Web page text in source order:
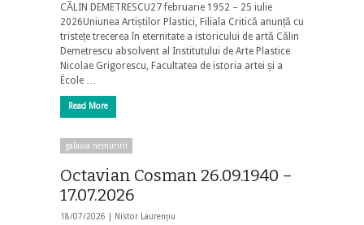
CĂLIN DEMETRESCU27 februarie 1952 – 25 iulie
2026Uniunea Artiștilor Plastici, Filiala Critică anunță cu
tristețe trecerea în eternitate a istoricului de artă Călin
Demetrescu absolvent al Institutului de Arte Plastice
Nicolae Grigorescu, Facultatea de istoria artei și a
École …
Read More
galaxia nemuririi
Octavian Cosman 26.09.1940 –
17.07.2026
18/07/2026 | Nistor Laurențiu